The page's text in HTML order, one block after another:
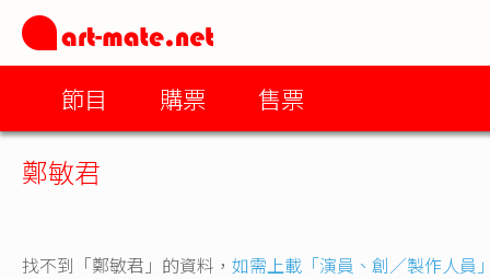
節目 購票 售票
鄭敏君
找不到「鄭敏君」的資料， 如需上載「演員、創／製作人員